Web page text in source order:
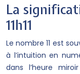
La
11h11
Le nombre 11 est
à l’intuition en
dans l’heure